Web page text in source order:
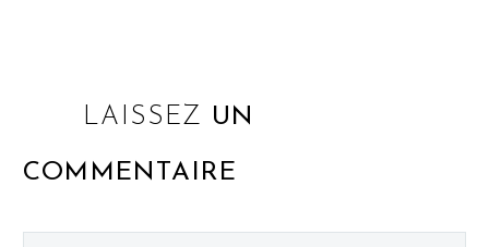
LAISSEZ UN
COMMENTAIRE